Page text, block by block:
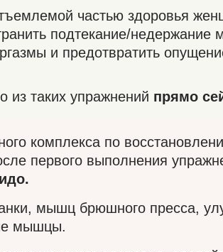
частью здоровья
подтекание/недержание
и предотвратить
из таких упражнений прямо
комплекса по
первого выполнения
мышц брюшного пресса,
мышцы.